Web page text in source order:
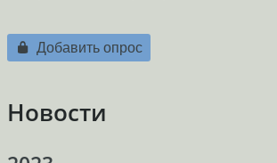
Добавить опрос
Новости